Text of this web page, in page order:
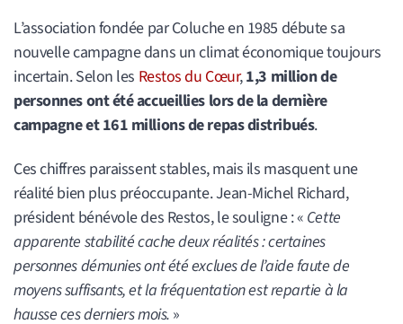
L’association fondée par Coluche en 1985 débute sa
nouvelle campagne dans un climat économique toujours
incertain. Selon les Restos du Cœur,1,3 million de
personnes ont été accueillies lors de la dernière
campagne et 161 millions de repas distribués.
Ces chiffres paraissent stables, mais ils masquent une
réalité bien plus préoccupante. Jean-Michel Richard,
président bénévole des Restos, le souligne : « Cette
apparente stabilité cache deux réalités : certaines
personnes démunies ont été exclues de l’aide faute de
moyens suffisants, et la fréquentation est repartie à la
hausse ces derniers mois. »